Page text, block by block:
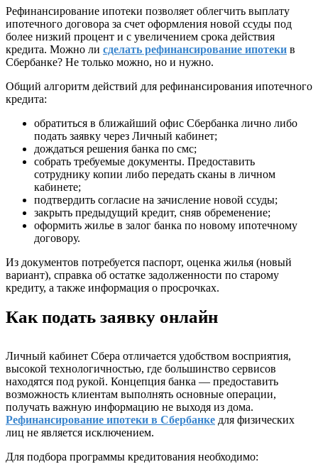
Рефинансирование ипотеки позволяет облегчить выплату
ипотечного договора за счет оформления новой ссуды под
более низкий процент и с увеличением срока действия
кредита. Можно ли сделать рефинансирование ипотеки в
Сбербанке? Не только можно, но и нужно.
Общий алгоритм действий для рефинансирования ипотечного
кредита:
обратиться в ближайший офис Сбербанка лично либо
подать заявку через Личный кабинет;
дождаться решения банка по смс;
собрать требуемые документы. Предоставить
сотруднику копии либо передать сканы в личном
кабинете;
подтвердить согласие на зачисление новой ссуды;
закрыть предыдущий кредит, сняв обременение;
оформить жилье в залог банка по новому ипотечному
договору.
Из документов потребуется паспорт, оценка жилья (новый
вариант), справка об остатке задолженности по старому
кредиту, а также информация о просрочках.
Как подать заявку онлайн
Личный кабинет Сбера отличается удобством восприятия,
высокой технологичностью, где большинство сервисов
находятся под рукой. Концепция банка — предоставить
возможность клиентам выполнять основные операции,
получать важную информацию не выходя из дома.
Рефинансирование ипотеки в Сбербанке для физических
лиц не является исключением.
Для подбора программы кредитования необходимо: